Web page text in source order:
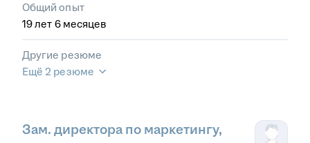
Общий опыт
19лет 6 месяцев
Другие резюме
Ещё 2 резюме
Зам. директора по маркетингу,